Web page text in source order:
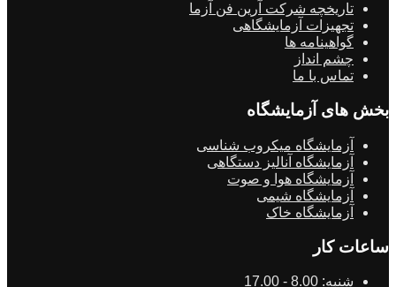
تاریخچه شرکت آرین فن آزما
تجهیزات آزمایشگاهی
گواهینامه ها
چشم انداز
تماس با ما
بخش های آزمایشگاه
آزمایشگاه میکروب شناسی
آزمایشگاه آنالیز دستگاهی
آزمایشگاه هوا و صوت
آزمایشگاه شیمی
آزمایشگاه خاک
ساعات کار
شنبه: 8.00 - 17.00